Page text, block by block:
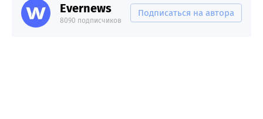
Evernews
8090 подписчиков
Подписаться на автора